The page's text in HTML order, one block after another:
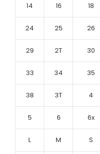
14 16 18
24 25 26
29 2T 30
33 34 35
38 3T 4
5 6 6x
L M S